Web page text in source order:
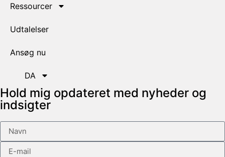
Ressourcer
Udtalelser
Ansøg nu
DA
Hold mig opdateret med nyheder og
indsigter